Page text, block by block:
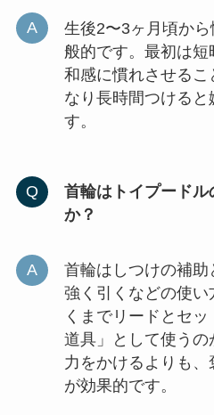
生後2〜3ヶ月頃か
般的です。最初は
和感に慣れさせるこ
なり長時間つけると
す。
首輪はトイプード
か？
首輪はしつけの補助
強く引くなどの使
くまでリードとセ
道具」として使う
力をかけるよりも
が効果的です。